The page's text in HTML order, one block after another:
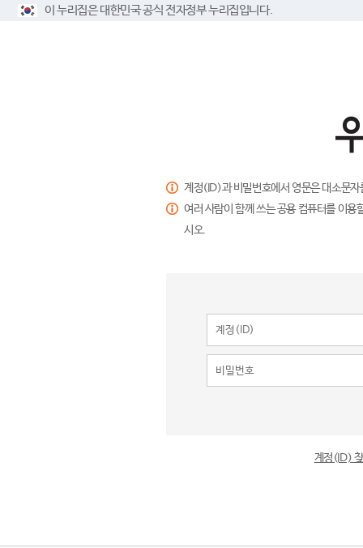
이 누리집은 대한민국 공식 전자정부 누리집입니다.
계정(ID)과 비밀번호에서 영문은 대소문
여러 사람이 함께 쓰는 공용 컴퓨터를 이
시오.
계정(ID)